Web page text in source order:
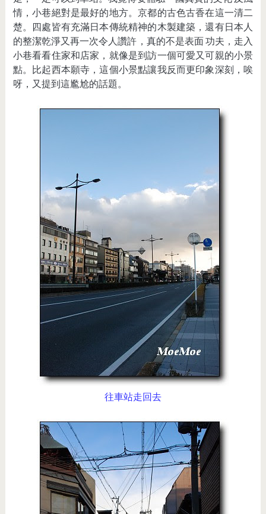
情，小巷絕對是最好的地方。京都的古色古香在這一清二
楚。四處皆有充滿日本傳統精神的木製建築，還有日本人
的整潔乾淨又再一次令人讚許，真的不是表面 功夫，走入
小巷看看住家和店家，就像是到訪一個可愛又可親的小景
點。比起西本願寺，這個小景點讓我反而更印象深刻，唉
呀，又提到這尷尬的話題。
往車站走回去